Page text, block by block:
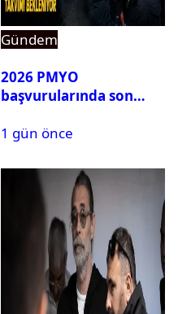
Gündem
2026 PMYO
başvurularında son
1 gün önce